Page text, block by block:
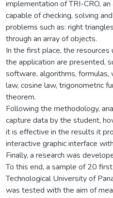
implementation of TRI-CRO,
capable of checking, solving
problems such as: right
through an array of objects.
In the first place, the
the application are presented,
software, algorithms, formulas,
law, cosine law, trigonometric
theorem.
Following the methodology,
capture data by the student,
it is effective in the results it
interactive graphic interface
Finally, a research was
To this end, a sample of 20
Technological University of
was tested with the aim of